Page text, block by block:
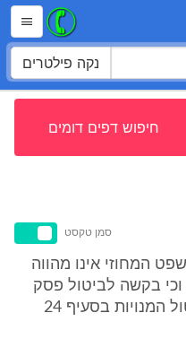
נקה פילטרים
חיפוש דפים דומים
סמן טקסט
המחוזי אינו מהווה
בקשה לביטול פסק
בורר נבחנת על פי עילות הביטול המנויות בסעיף 24